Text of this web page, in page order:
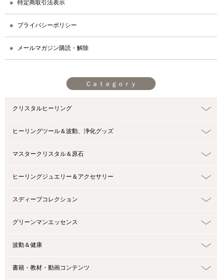
特定商取引法表示
プライバシーポリシー
メールマガジン購読・解除
Ｃａｔｅｇｏｒｙ
クリスタルヒーリング
ヒーリングツール＆波動、浄化グッズ
マスタークリスタル＆原石
ヒーリングジュエリー＆アクセサリー
スディープコレクション
グリーンマンエッセンス
波動＆健康
書籍・教材・動画コンテンツ